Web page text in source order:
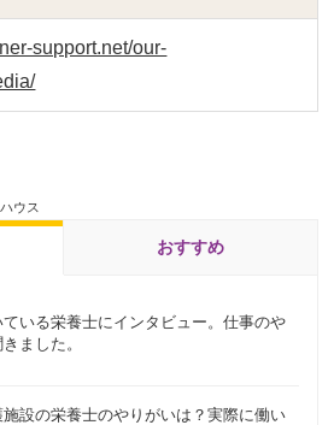
support.net/our-
ウス
おすすめ
いる栄養士にインタビュー。仕事のや
ました。
設の栄養士のやりがいは？実際に働い